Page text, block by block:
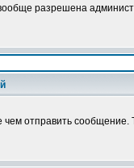
разрешена
отправить